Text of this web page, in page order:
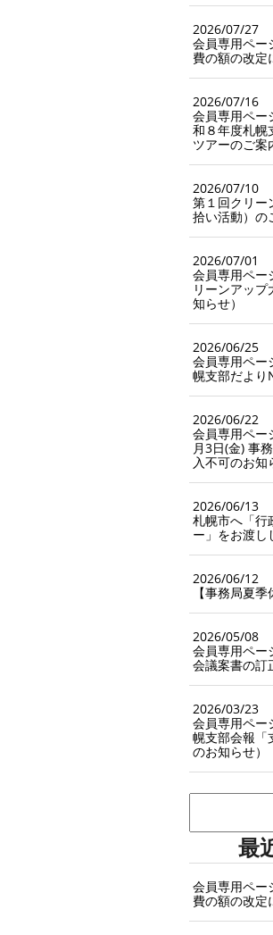
2026/07/27
会員専用ペー
費の額の改定
2026/07/16
会員専用ペー
和８年度札幌
ツアーのご案
2026/07/10
第１回クリー
拾い活動）の
2026/07/01
会員専用ペー
リーンアッ
知らせ）
2026/06/25
会員専用ペー
幌支部だより
2026/06/22
会員専用ペー
月3日(金) 事
入不可のお知
2026/06/13
札幌市へ「行
ー」をお渡し
2026/06/12
【事務局夏季
2026/05/08
会員専用ペー
会議案書の訂
2026/03/23
会員専用ペー
幌支部会報「
のお知らせ）
最
会員専用ペー
費の額の改定